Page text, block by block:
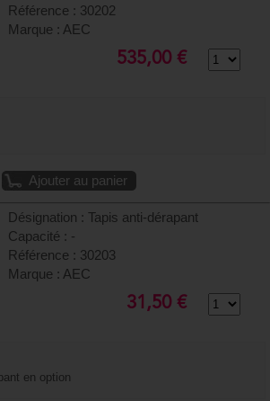
Référence : 30202
Marque : AEC
535,00 €
Ajouter au panier
Désignation : Tapis anti-dérapant
Capacité : -
Référence : 30203
Marque : AEC
31,50 €
en option